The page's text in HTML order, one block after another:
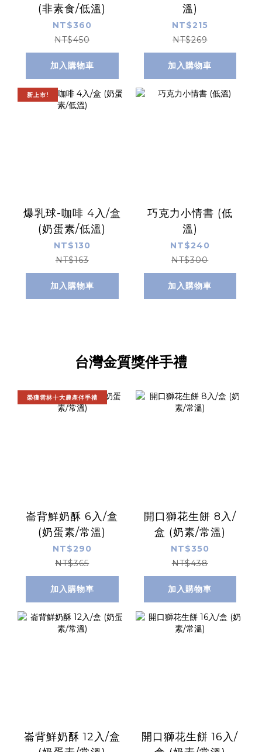
(非素食/低溫)
NT$360
NT$450
加入購物車
溫)
NT$215
NT$269
加入購物車
新上市!
爆乳球-咖啡 4入/盒
(奶蛋素/低溫)
NT$130
NT$163
加入購物車
巧克力小情書 (低
溫)
NT$240
NT$300
加入購物車
台灣金質獎伴手禮
榮獲雲林十大農產伴手禮
崙背鮮奶酥 6入/盒
(奶蛋素/常溫)
NT$290
NT$365
加入購物車
開口獅花生餅 8入/
盒 (奶素/常溫)
NT$350
NT$438
加入購物車
崙背鮮奶酥 12入/盒
開口獅花生餅 16入/